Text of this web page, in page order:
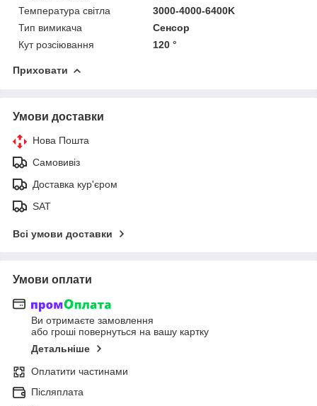
Температура світла
3000-4000-6400K
Тип вимикача
Сенсор
Кут розсіювання
120 °
Приховати
Умови доставки
Нова Пошта
Самовивіз
Доставка кур'єром
SAT
Всі умови доставки
Умови оплати
Ви отримаєте замовлення
або гроші повернуться на вашу картку
Детальніше
Оплатити частинами
Післяплата